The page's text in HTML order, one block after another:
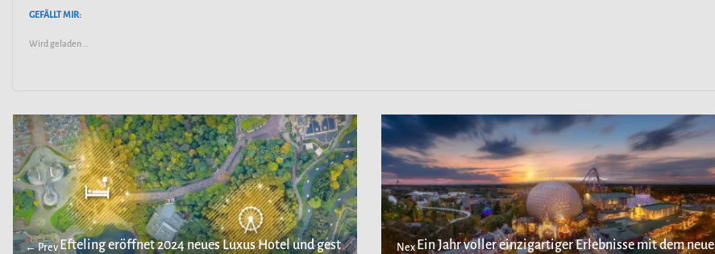
GEFÄLLT MIR:
Wird geladen …
← Prev Efteling eröffnet 2024 neues Luxus Hotel und gest
NexEin Jahr voller einzigartiger Erlebnisse mit dem neue